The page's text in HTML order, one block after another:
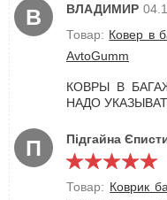
В ВЛАДИМИР
Товар: Ковер в
AvtoGumm
КОВРЫ В
НАДО
П Підгайна
Товар: Коврик